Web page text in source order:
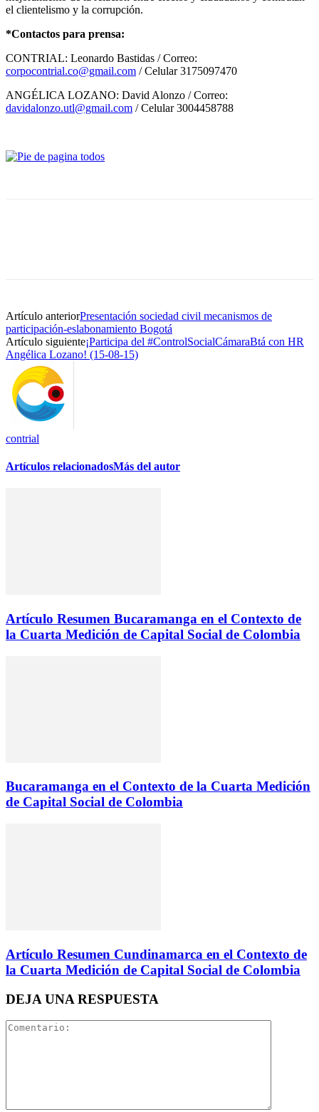
el clientelismo y la corrupción.
*Contactos para prensa:
CONTRIAL: Leonardo Bastidas / Correo:
corpocontrial.co@gmail.com / Celular 3175097470
ANGÉLICA LOZANO: David Alonzo / Correo:
davidalonzo.utl@gmail.com / Celular 3004458788
Artículo anteriorPresentación sociedad civil mecanismos de
participación-eslabonamiento Bogotá
Artículo siguiente¡Participa del #ControlSocialCámaraBtá con HR
Angélica Lozano! (15-08-15)
contrial
Artículos relacionadosMás del autor
Artículo Resumen Bucaramanga en el Contexto de
la Cuarta Medición de Capital Social de Colombia
Bucaramanga en el Contexto de la Cuarta Medición
de Capital Social de Colombia
Artículo Resumen Cundinamarca en el Contexto de
la Cuarta Medición de Capital Social de Colombia
DEJA UNA RESPUESTA